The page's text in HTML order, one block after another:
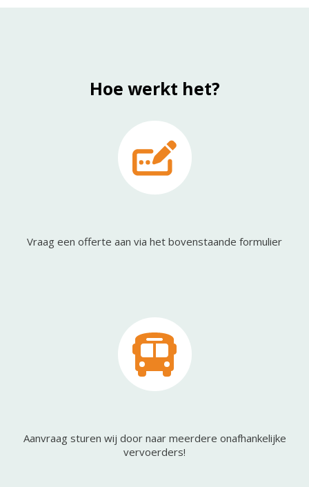
Hoe werkt het?
Vraag een offerte aan via het bovenstaande formulier
Aanvraag sturen wij door naar meerdere onafhankelijke
vervoerders!